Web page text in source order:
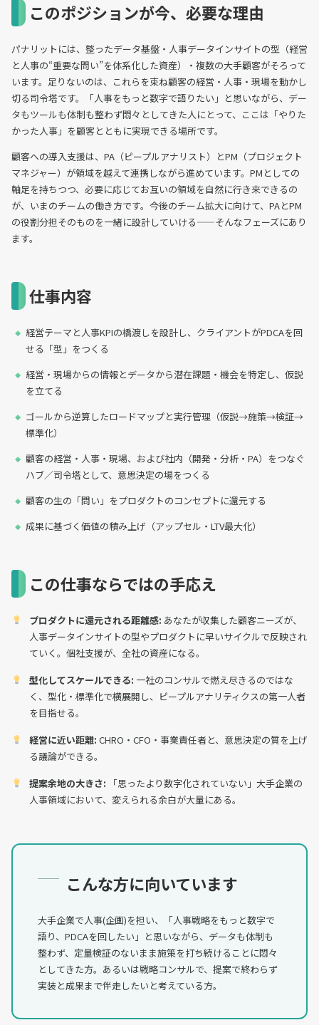
このポジションが今、必要な理由
パナリットには、整ったデータ基盤・人事データインサイトの型（経営
と人事の“重要な問い”を体系化した資産）・複数の大手顧客がそろって
います。足りないのは、これらを束ね顧客の経営・人事・現場を動かし
切る司令塔です。「人事をもっと数字で語りたい」と思いながら、デー
タもツールも体制も整わず悶々としてきた人にとって、ここは「やりた
かった人事」を顧客とともに実現できる場所です。
顧客への導入支援は、PA（ピープルアナリスト）とPM（プロジェクト
マネジャー）が領域を越えて連携しながら進めています。PMとしての
軸足を持ちつつ、必要に応じてお互いの領域を自然に行き来できるの
が、いまのチームの働き方です。今後のチーム拡大に向けて、PAとPM
の役割分担そのものを一緒に設計していける——そんなフェーズにあり
ます。
仕事内容
経営テーマと人事KPIの橋渡しを設計し、クライアントがPDCAを回
せる「型」をつくる
経営・現場からの情報とデータから潜在課題・機会を特定し、仮説
を立てる
ゴールから逆算したロードマップと実行管理（仮説→施策→検証→
標準化）
顧客の経営・人事・現場、および社内（開発・分析・PA）をつなぐ
ハブ／司令塔として、意思決定の場をつくる
顧客の生の「問い」をプロダクトのコンセプトに還元する
成果に基づく価値の積み上げ（アップセル・LTV最大化）
この仕事ならではの手応え
プロダクトに還元される距離感: あなたが収集した顧客ニーズが、
人事データインサイトの型やプロダクトに早いサイクルで反映され
ていく。個社支援が、全社の資産になる。
型化してスケールできる: 一社のコンサルで燃え尽きるのではな
く、型化・標準化で横展開し、ピープルアナリティクスの第一人者
を目指せる。
経営に近い距離: CHRO・CFO・事業責任者と、意思決定の質を上げ
る議論ができる。
提案余地の大きさ: 「思ったより数字化されていない」大手企業の
人事領域において、変えられる余白が大量にある。
こんな方に向いています
大手企業で人事(企画)を担い、「人事戦略をもっと数字で
語り、PDCAを回したい」と思いながら、データも体制も
整わず、定量検証のないまま施策を打ち続けることに悶々
としてきた方。あるいは戦略コンサルで、提案で終わらず
実装と成果まで伴走したいと考えている方。